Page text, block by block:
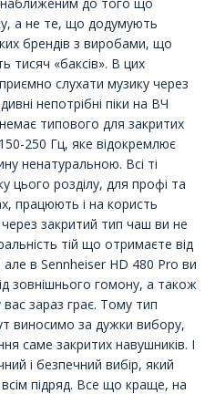
а не те, що додумують
брендів з виробами, що
тисяч «баксів». В цих
слухати музику через
непотрібні піки на ВЧ
типового для закритих
250 Гц, яке відокремлює
ненатуральною. Всі ті
цього розділу, для профі та
працюють і на користь
закритий тип чаш ви не
тій що отримаєте від
але в Sennheiser HD 480 Pro ви
зовнішнього гомону, а також
зараз грає. Тому тип
виносимо за дужки вибору,
саме закритих навушників. І
і безпечний вибір, який
підряд. Все що краще, на